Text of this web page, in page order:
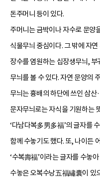
돈주머니 등이 있다.
주머니는 금박이나 자수로 문양
식물무늬 중심이다. 그 밖에 자
장수를 염원하는 십장생무늬, 부
무늬를 볼 수 있다. 자연 문양의
무늬는 흉배의 하단에 쓰인 삼
문자무늬로는 자식을 기원하는
‘다남다복多男多福’의 글자를
함께 수놓기도 했다. 또, 나이든
‘수복壽福’이라는 글자를 수놓
수놓은 오복수낭五福繡囊이 있